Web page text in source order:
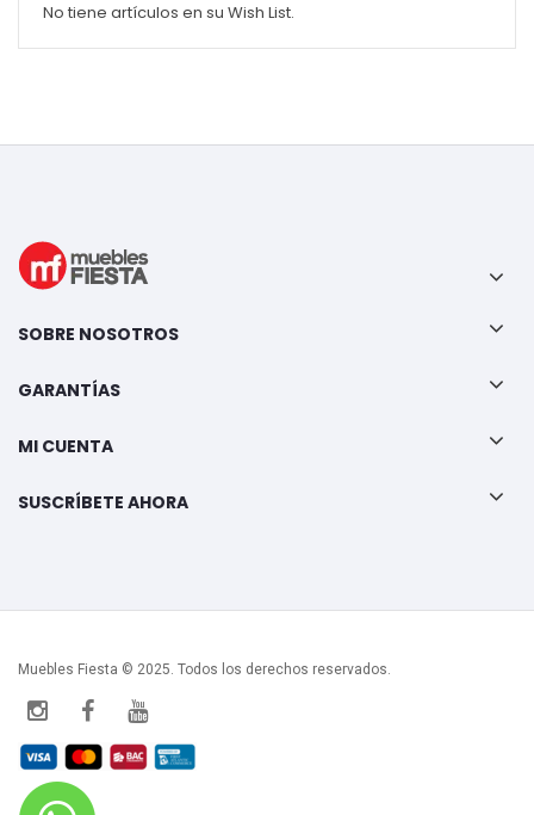
No tiene artículos en su Wish List.
SOBRE NOSOTROS
GARANTÍAS
MI CUENTA
SUSCRÍBETE AHORA
Muebles Fiesta © 2025. Todos los derechos reservados.